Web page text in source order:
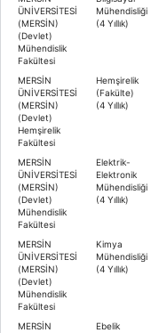
ÜNİVERSİTESİ
(MERSİN)
(Devlet)
Mühendislik
Fakültesi
Mühendisliği
(4 Yıllık)
MERSİN
ÜNİVERSİTESİ
(MERSİN)
(Devlet)
Hemşirelik
Fakültesi
Hemşirelik
(Fakülte)
(4 Yıllık)
MERSİN
ÜNİVERSİTESİ
(MERSİN)
(Devlet)
Mühendislik
Fakültesi
Elektrik-
Elektronik
Mühendisliği
(4 Yıllık)
MERSİN
ÜNİVERSİTESİ
(MERSİN)
(Devlet)
Mühendislik
Fakültesi
Kimya
Mühendisliği
(4 Yıllık)
MERSİN
Ebelik